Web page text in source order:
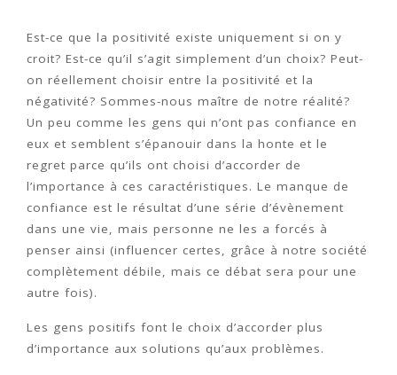
Est-ce que la positivité existe uniquement si on y
croit? Est-ce qu’il s’agit simplement d’un choix? Peut-
on réellement choisir entre la positivité et la
négativité? Sommes-nous maître de notre réalité?
Un peu comme les gens qui n’ont pas confiance en
eux et semblent s’épanouir dans la honte et le
regret parce qu’ils ont choisi d’accorder de
l’importance à ces caractéristiques. Le manque de
confiance est le résultat d’une série d’évènement
dans une vie, mais personne ne les a forcés à
penser ainsi (influencer certes, grâce à notre société
complètement débile, mais ce débat sera pour une
autre fois).
Les gens positifs font le choix d’accorder plus
d’importance aux solutions qu’aux problèmes.